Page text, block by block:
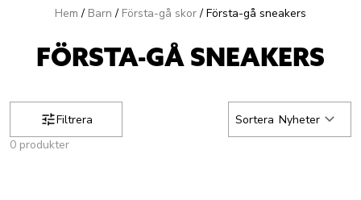
Hem / Barn / Första-gå skor / Första-gå sneakers
FÖRSTA-GÅ SNEAKERS
Filtrera Sortera Nyheter
0 produkter